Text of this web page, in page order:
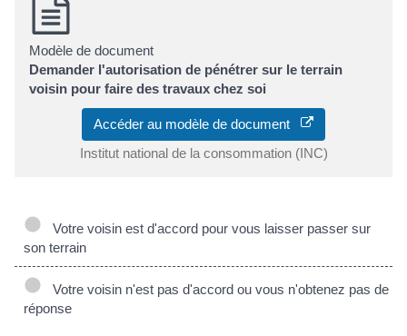
Modèle de document
Demander l'autorisation de pénétrer sur le terrain
voisin pour faire des travaux chez soi
Accéder au modèle de document
Institut national de la consommation (INC)
Votre voisin est d'accord pour vous laisser passer sur
son terrain
Votre voisin n'est pas d'accord ou vous n'obtenez pas de
réponse